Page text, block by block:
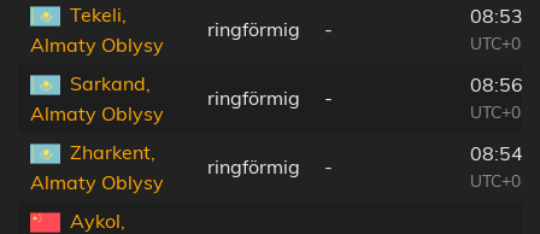
Tekeli,
Almaty Oblysy
ringförmig -
Sarkand,
Almaty Oblysy
ringförmig -
Zharkent,
Almaty Oblysy
ringförmig -
Aykol,